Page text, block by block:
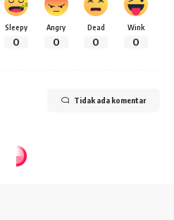
Sleepy
0
Angry
0
Dead
0
Wink
0
Tidak ada komentar